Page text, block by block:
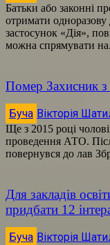
Батьки або законні
отримати одноразову
застосунок «Дія»,
можна спрямувати
Помер Захисник
Буча Вікторія
Ще з 2015 році
проведення АТО.
повернувся до лав
Для закладів
придбати 12
Буча Вікторія